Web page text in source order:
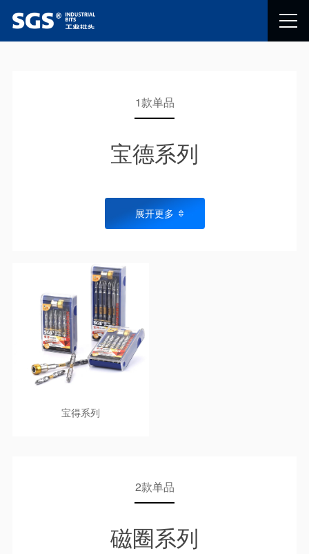
1款单品
宝德系列
展开更多
宝得系列
2款单品
磁圈系列